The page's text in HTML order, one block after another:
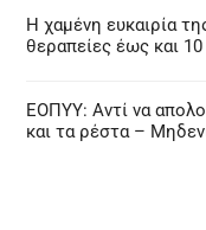
Η χαμένη ευκαιρία
θεραπείες έως και
ΕΟΠΥΥ: Αντί να
και τα ρέστα –